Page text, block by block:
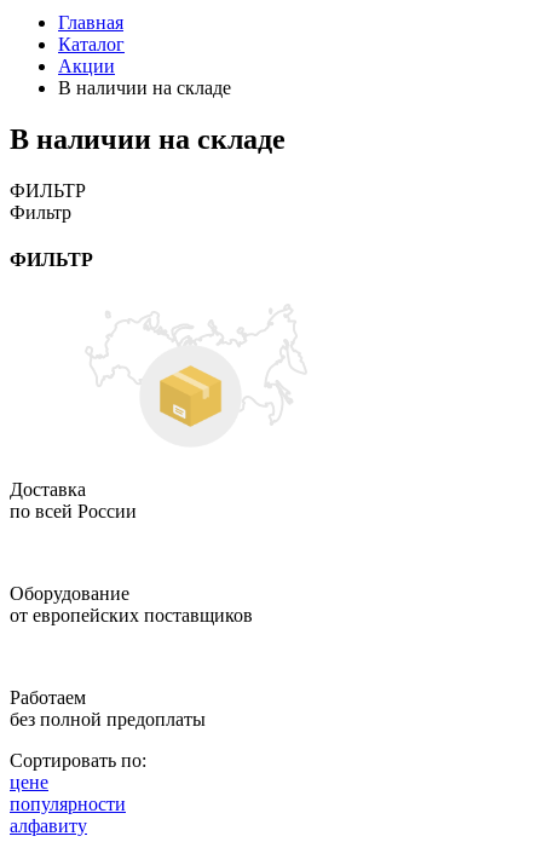
Главная
Каталог
Акции
В наличии на складе
В наличии на складе
ФИЛЬТР
Фильтр
ФИЛЬТР
Доставка
по всей России
Оборудование
от европейских поставщиков
Работаем
без полной предоплаты
Сортировать по:
цене
популярности
алфавиту